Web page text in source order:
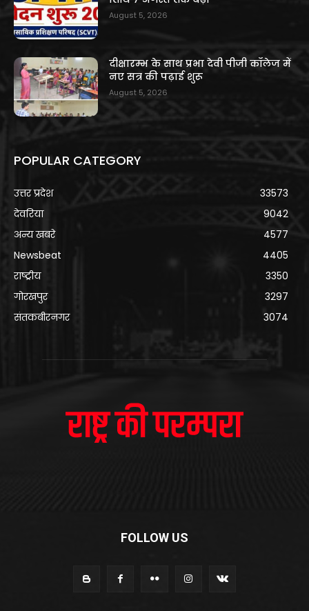
August 5, 2026
दीक्षारम्भ के साथ प्रभा देवी पीजी कॉलेज में
नए सत्र की पढ़ाई शुरू
August 5, 2026
POPULAR CATEGORY
उत्तर प्रदेश
33573
देवरिया
9042
अन्य खबरे
4577
Newsbeat
4405
राष्ट्रीय
3350
गोरखपुर
3297
संतकबीरनगर
3074
FOLLOW US